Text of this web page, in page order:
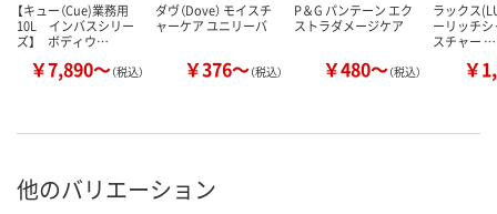
【キュー（Cue)業務用
10L インバスシリー
ズ】 ボディウ…
￥7,890～（税込）
ダヴ（Dove） モイスチ
ャーケア ユニリーバ
￥376～（税込）
P＆G パンテーン エク
ストラダメージケア
￥480～（税込）
ラックス
ーリッチ
スチャー …
￥
他のバリエーション